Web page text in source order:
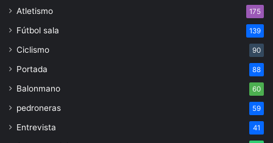
Atletismo 175
Fútbol sala 139
Ciclismo 90
Portada 88
Balonmano 60
pedroneras 59
Entrevista 41